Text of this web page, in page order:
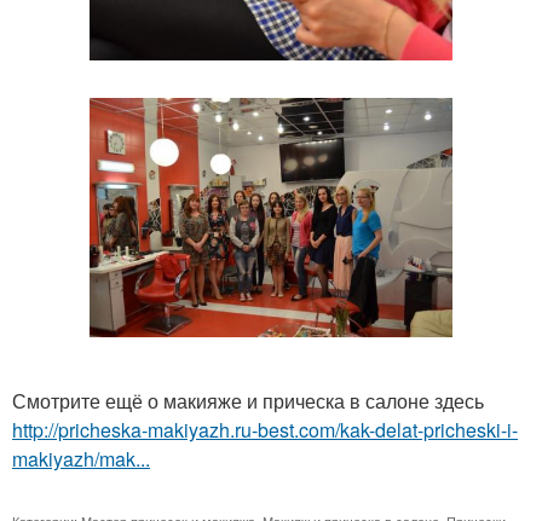
Смотрите ещё о макияже и прическа в салоне здесь
http://pricheska-makiyazh.ru-best.com/kak-delat-pricheski-i-
makiyazh/mak...